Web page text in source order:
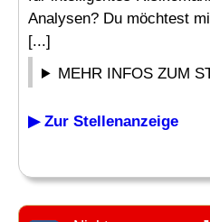
Analysen? Du möchtest
[...]
MEHR INFOS ZUM
▶ Zur Stellenanzeige